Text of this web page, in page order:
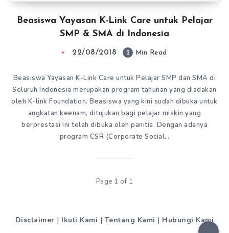
Beasiswa Yayasan K-Link Care untuk Pelajar
SMP & SMA di Indonesia
22/08/2018 2 Min Read
Beasiswa Yayasan K-Link Care untuk Pelajar SMP dan SMA di
Seluruh Indonesia merupakan program tahunan yang diadakan
oleh K-link Foundation. Beasiswa yang kini sudah dibuka untuk
angkatan keenam, ditujukan bagi pelajar miskin yang
berprestasi ini telah dibuka oleh panitia. Dengan adanya
program CSR (Corporate Social…
Page 1 of 1
Disclaimer | Ikuti Kami | Tentang Kami | Hubungi Kami